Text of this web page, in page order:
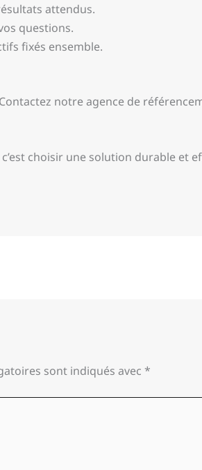
attendus.
questions.
fixés ensemble.
notre agence de
choisir une solution durable et
sont indiqués avec *